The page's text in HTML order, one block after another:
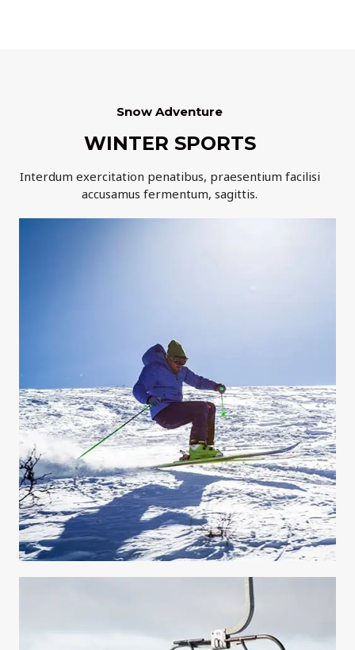
Snow Adventure
WINTER SPORTS
Interdum exercitation penatibus, praesentium facilisi
accusamus fermentum, sagittis.